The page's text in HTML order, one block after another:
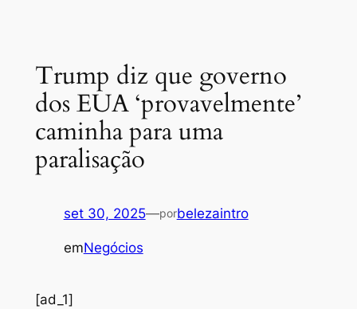
Trump diz que governo
dos EUA ‘provavelmente’
caminha para uma
paralisação
set 30, 2025—porbelezaintro
emNegócios
[ad_1]